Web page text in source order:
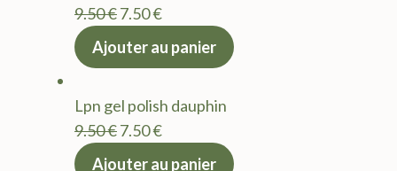
9.50€Le
prix
9.50 €.
7.50€Le
actuel
7.50 €.
Ajouter au panier
Lpn gel polish dauphin
9.50€Le
prix
7.50€Le
Ajouter au panier